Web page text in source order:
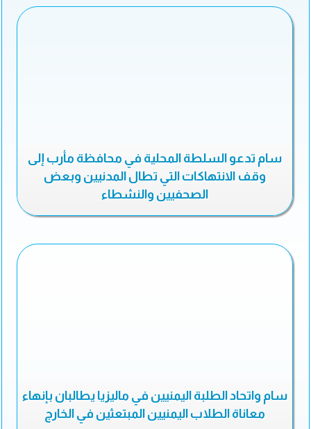
سام تدعو السلطة المحلية في محافظة مأرب إلى
وقف الانتهاكات التي تطال المدنيين وبعض
الصحفيين والنشطاء
سام واتحاد الطلبة اليمنيين في ماليزيا يطالبان بإنهاء
معاناة الطلاب اليمنيين المبتعثين في الخارج